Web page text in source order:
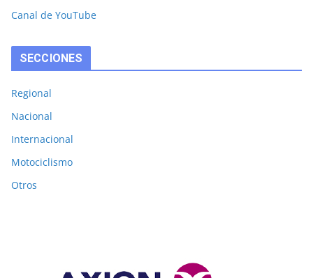
Canal de YouTube
SECCIONES
Regional
Nacional
Internacional
Motociclismo
Otros